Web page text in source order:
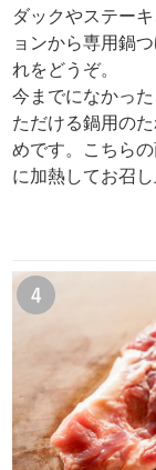
ダックやステー
ョンから専用鍋
れをどうぞ。
今までになかっ
ただける鍋用の
めです。こちら
に加熱してお召し